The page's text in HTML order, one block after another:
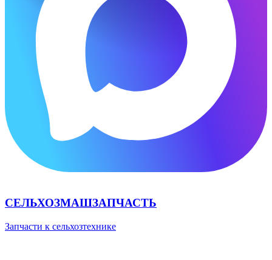
СЕЛЬХОЗМАШЗАПЧАСТЬ
Запчасти к сельхозтехнике